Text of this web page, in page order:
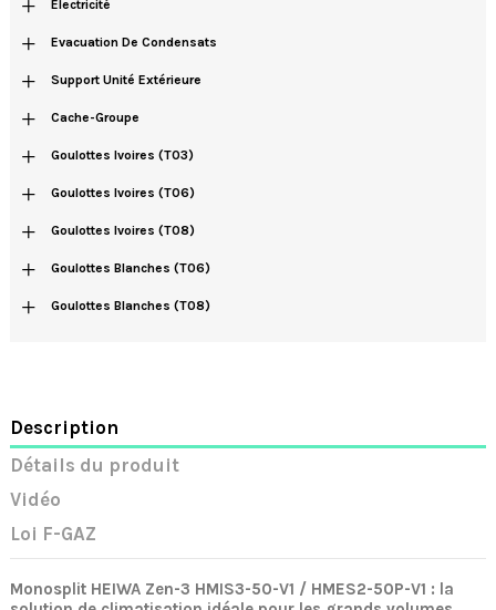
Electricité
+ Evacuation De Condensats
+ Support Unité Extérieure
+ Cache-Groupe
+ Goulottes Ivoires (T03)
+ Goulottes Ivoires (T06)
+ Goulottes Ivoires (T08)
+ Goulottes Blanches (T06)
+ Goulottes Blanches (T08)
Description
Détails du produit
Vidéo
Loi F-GAZ
Monosplit HEIWA Zen-3 HMIS3-50-V1 / HMES2-50P-V1 : la